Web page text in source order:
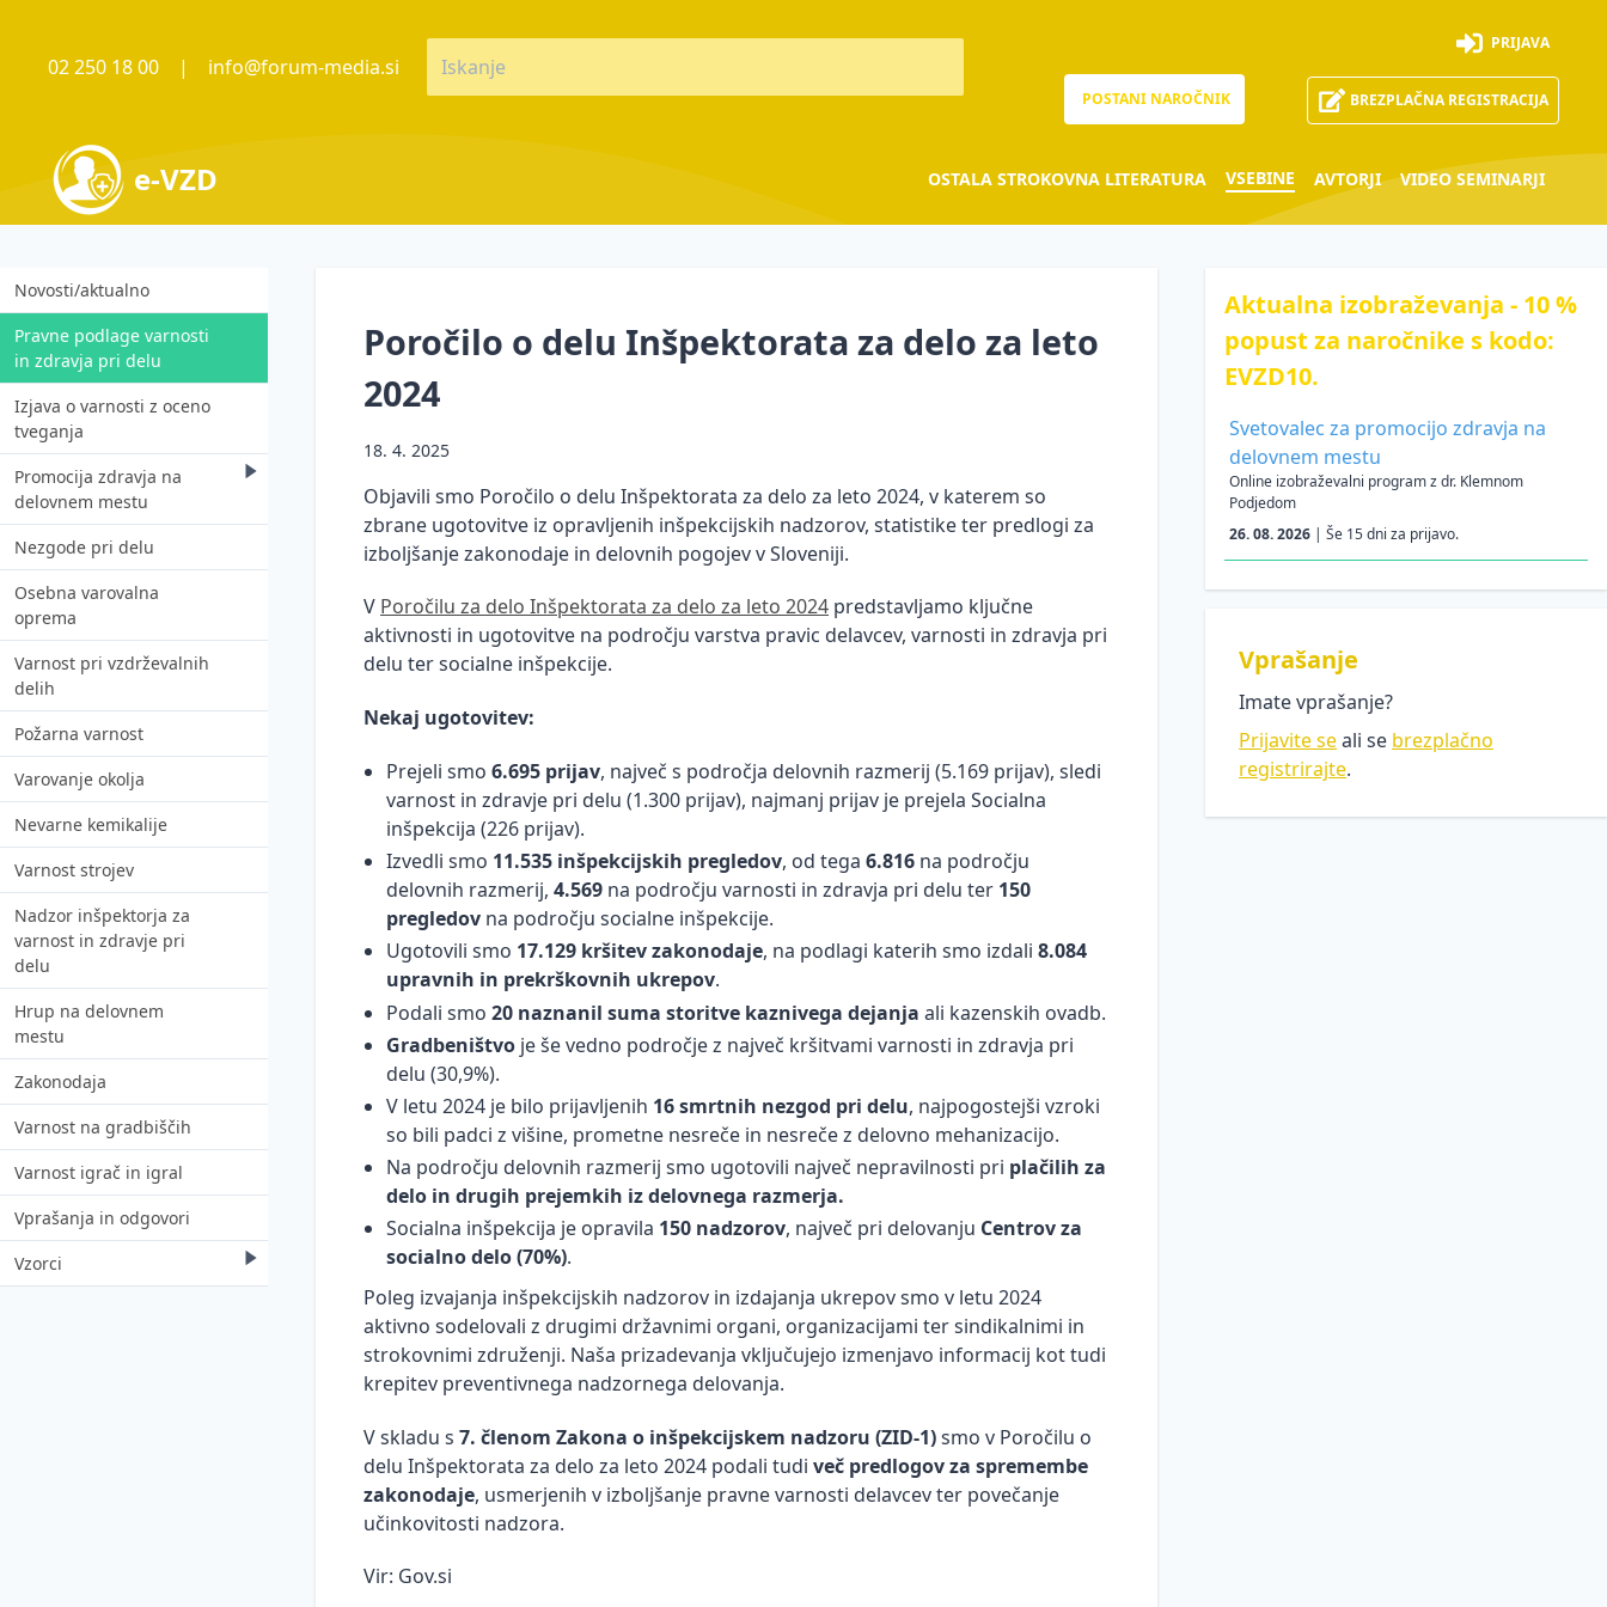
02 250 18 00 | info@forum-media.si
POSTANI NAROČNIK
PRIJAVA
BREZPLAČNA REGISTRACIJA
e-VZD OSTALA STROKOVNA LITERATURA VSEBINE AVTORJI VIDEO SEMINARJI
Novosti/aktualno
Pravne podlage varnosti
in zdravja pri delu
Izjava o varnosti z oceno
tveganja
Promocija zdravja na
delovnem mestu
Zakonodaja in praksa
Inšpekcijski nadzor
Komunikacija in sodelovanje
Psihosocialna tveganja
Covid-19 in organizacija dela
Aktivno na delovnem mestu
Promocija zdravja na
delovnem mestu - članki
Reševanje zlorabe
prepovedanih drog na
delovnem mestu s pomočjo
detektiva
Bolniške odsotnosti in
reševanje absentizma
Nezgode pri delu
Osebna varovalna
oprema
Varnost pri vzdrževalnih
delih
Požarna varnost
Varovanje okolja
Nevarne kemikalije
Varnost strojev
Nadzor inšpektorja za
varnost in zdravje pri
delu
Hrup na delovnem
mestu
Zakonodaja
Varnost na gradbiščih
Varnost igrač in igral
Vprašanja in odgovori
Vzorci
Poročilo o delu Inšpektorata za delo za leto
2024
18. 4. 2025
Objavili smo Poročilo o delu Inšpektorata za delo za leto 2024, v katerem so
zbrane ugotovitve iz opravljenih inšpekcijskih nadzorov, statistike ter predlogi za
izboljšanje zakonodaje in delovnih pogojev v Sloveniji.
V Poročilu za delo Inšpektorata za delo za leto 2024 predstavljamo ključne
aktivnosti in ugotovitve na področju varstva pravic delavcev, varnosti in zdravja pri
delu ter socialne inšpekcije.
Nekaj ugotovitev:
Prejeli smo6.695 prijav, največ s področja delovnih razmerij (5.169 prijav), sledi
varnost in zdravje pri delu (1.300 prijav), najmanj prijav je prejela Socialna
inšpekcija (226 prijav).
Izvedli smo 11.535 inšpekcijskih pregledov, od tega6.816 na področju
delovnih razmerij,4.569 na področju varnosti in zdravja pri delu ter 150
pregledov na področju socialne inšpekcije.
Ugotovili smo 17.129 kršitev zakonodaje, na podlagi katerih smo izdali8.084
upravnih in prekrškovnih ukrepov.
Podali smo20 naznanil suma storitve kaznivega dejanja ali kazenskih ovadb.
Gradbeništvo je še vedno področje z največ kršitvami varnosti in zdravja pri
delu (30,9%).
V letu 2024 je bilo prijavljenih 16 smrtnih nezgod pri delu, najpogostejši vzroki
so bili padci z višine, prometne nesreče in nesreče z delovno mehanizacijo.
Na področju delovnih razmerij smo ugotovili največ nepravilnosti pri plačilih za
delo in drugih prejemkih iz delovnega razmerja.
Socialna inšpekcija je opravila 150 nadzorov, največ pri delovanju Centrov za
socialno delo (70%).
Poleg izvajanja inšpekcijskih nadzorov in izdajanja ukrepov smo v letu 2024
aktivno sodelovali z drugimi državnimi organi, organizacijami ter sindikalnimi in
strokovnimi združenji. Naša prizadevanja vključujejo izmenjavo informacij kot tudi
krepitev preventivnega nadzornega delovanja.
V skladu s 7. členom Zakona o inšpekcijskem nadzoru (ZID-1)smo v Poročilu o
delu Inšpektorata za delo za leto 2024 podali tudi več predlogov za spremembe
zakonodaje, usmerjenih v izboljšanje pravne varnosti delavcev ter povečanje
učinkovitosti nadzora.
Vir: Gov.si
Aktualna izobraževanja - 10 %
popust za naročnike s kodo:
EVZD10.
Svetovalec za promocijo zdravja na
delovnem mestu
Online izobraževalni program z dr. Klemnom
Podjedom
26. 08. 2026 | Še 15 dni za prijavo.
Vprašanje
Imate vprašanje?
Prijavite seali se brezplačno
registrirajte.